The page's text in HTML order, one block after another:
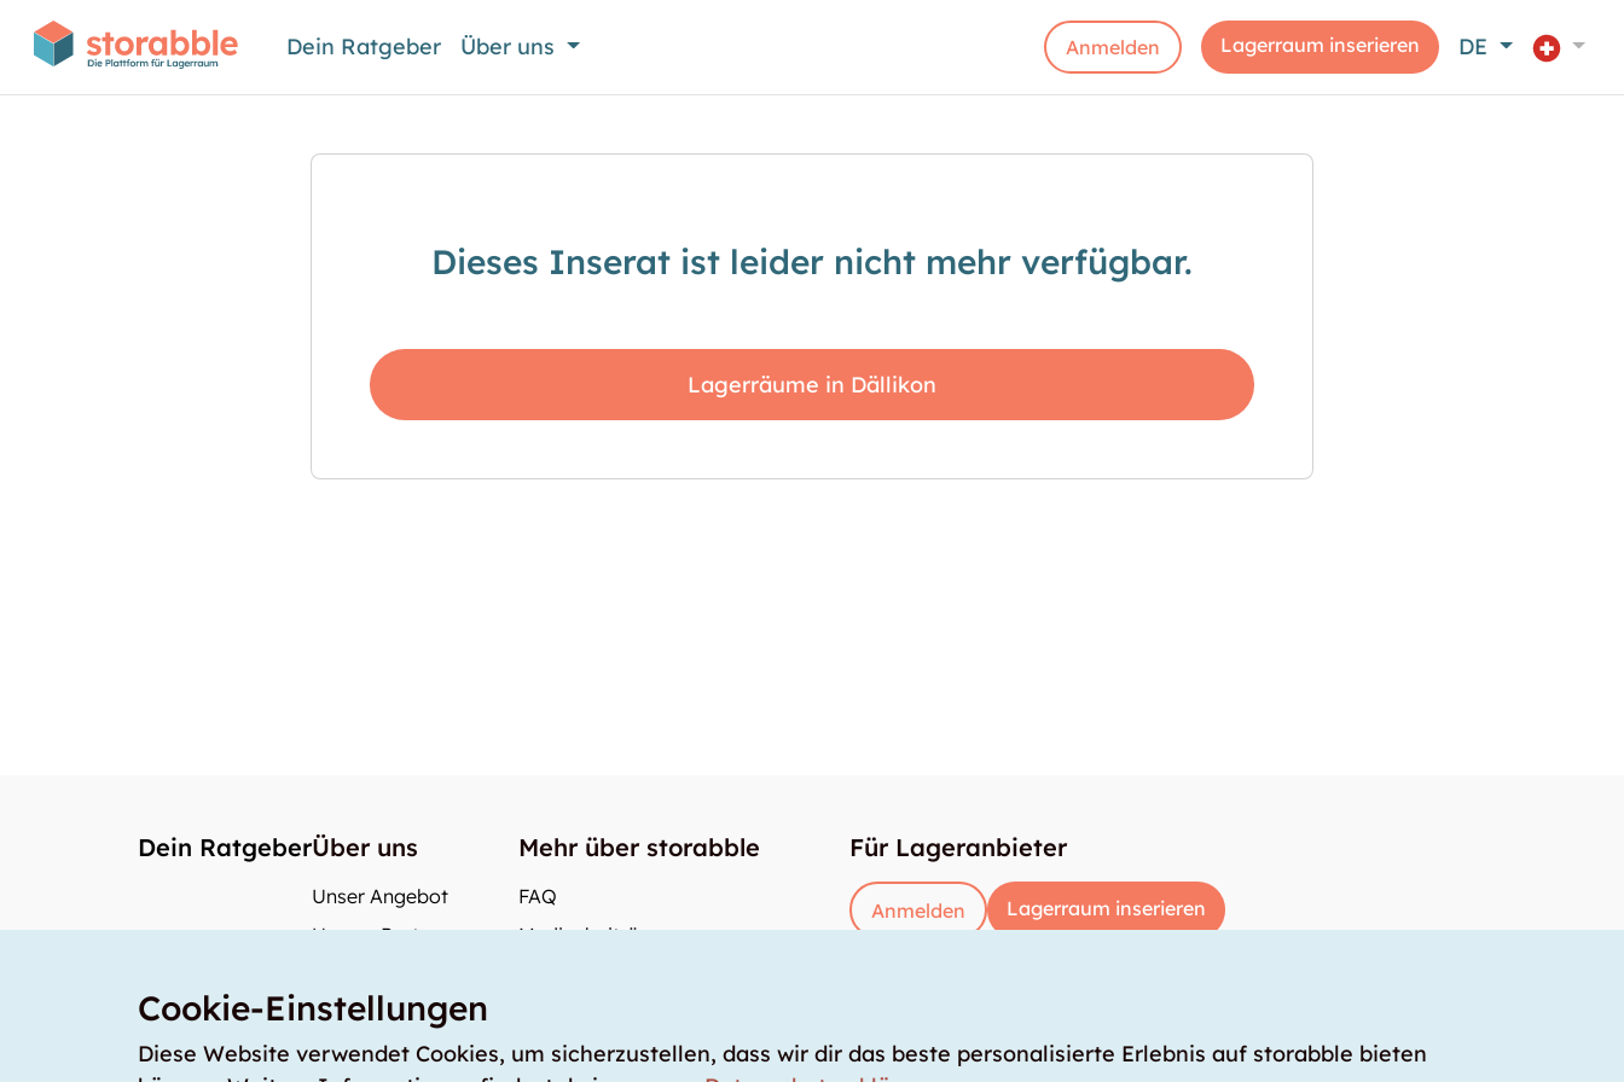
Dein Ratgeber Über uns Anmelden Lagerraum inserieren DE
Dieses Inserat ist leider nicht mehr verfügbar.
Lagerräume in Dällikon
Dein RatgeberÜber uns
Unser Angebot
Unsere Partner
Unsere Preise
storabble Deutschland
Mehr über storabble
FAQ
Medienbeiträge
Für Lageranbieter
Anmelden Lagerraum inserieren
Cookie-Einstellungen
Diese Website verwendet Cookies, um sicherzustellen, dass wir dir das beste personalisierte Erlebnis auf storabble bieten